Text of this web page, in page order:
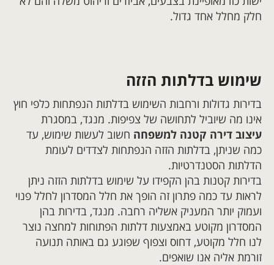
חלק מחלל אחד גדול.
שימוש בדלתות הזזה
בדירות גדולות ורחבות השימוש בדלתות הנפתחות כלפי חוץ
אינו מה שיוביל לתחושה של צפיפות. מנגד, במסגרת
עיצוב דירה קטנה למשפחה חשוב לעשות שימוש, עד
כמה שניתן, בדלתות הזזה הנפתחות לצדדים לעומת
הדלתות הסטנדרטיות.
בדירות קטנות בהן הקפידו על שימוש בדלתות הזזה ניתן
לראות עד כמה פתרון זה הופך את חלל המסדרון לחלל פנוי
ועמוק יותר המעניק אשליה רחבה. מנגד, בדירות בהן
המסדרון מקוטע באמצעות דלתות הפתוחות למחצה נוצר
לנו חלל מקוטע, דחוס וצפוף שפוגע גם באותה תנועה
זורמת אליה אנו שואפים.